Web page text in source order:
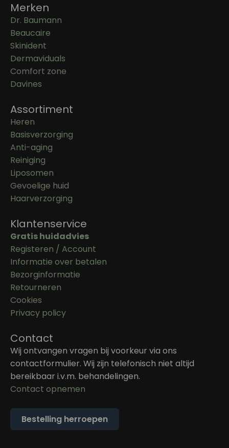
Merken
Dr. Baumann
Beaucaire
Skinident
Dermaviduals
Comfort zone
Davines
Assortiment
Heren
Basisverzorging
Anti-aging
Reiniging
Liposomen
Gevoelige huid
Haarverzorging
Klantenservice
Gratis huidadvies
Registeren / Account
Informatie over betalen
Bezorginformatie
Retourneren
Cookies
Privacy policy
Contact
Wij ontvangen vragen bij voorkeur via ons
contactformulier. Wij zijn telefonisch niet altijd
bereikbaar i.v.m. behandelingen.
Contact opnemen
Bestelling herroepen